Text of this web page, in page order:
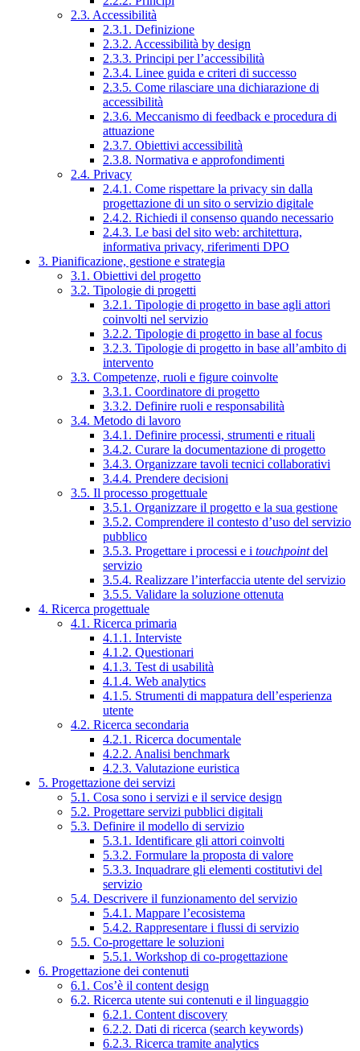
2.3. Accessibilità
2.3.1. Definizione
2.3.2. Accessibilità by design
2.3.3. Principi per l’accessibilità
2.3.4. Linee guida e criteri di successo
2.3.5. Come rilasciare una dichiarazione di
accessibilità
2.3.6. Meccanismo di feedback e procedura di
attuazione
2.3.7. Obiettivi accessibilità
2.3.8. Normativa e approfondimenti
2.4. Privacy
2.4.1. Come rispettare la privacy sin dalla
progettazione di un sito o servizio digitale
2.4.2. Richiedi il consenso quando necessario
2.4.3. Le basi del sito web: architettura,
informativa privacy, riferimenti DPO
3. Pianificazione, gestione e strategia
3.1. Obiettivi del progetto
3.2. Tipologie di progetti
3.2.1. Tipologie di progetto in base agli attori
coinvolti nel servizio
3.2.2. Tipologie di progetto in base al focus
3.2.3. Tipologie di progetto in base all’ambito di
intervento
3.3. Competenze, ruoli e figure coinvolte
3.3.1. Coordinatore di progetto
3.3.2. Definire ruoli e responsabilità
3.4. Metodo di lavoro
3.4.1. Definire processi, strumenti e rituali
3.4.2. Curare la documentazione di progetto
3.4.3. Organizzare tavoli tecnici collaborativi
3.4.4. Prendere decisioni
3.5. Il processo progettuale
3.5.1. Organizzare il progetto e la sua gestione
3.5.2. Comprendere il contesto d’uso del servizio
pubblico
3.5.3. Progettare i processi e i touchpointdel
servizio
3.5.4. Realizzare l’interfaccia utente del servizio
3.5.5. Validare la soluzione ottenuta
4. Ricerca progettuale
4.1. Ricerca primaria
4.1.1. Interviste
4.1.2. Questionari
4.1.3. Test di usabilità
4.1.4. Web analytics
4.1.5. Strumenti di mappatura dell’esperienza
utente
4.2. Ricerca secondaria
4.2.1. Ricerca documentale
4.2.2. Analisi benchmark
4.2.3. Valutazione euristica
5. Progettazione dei servizi
5.1. Cosa sono i servizi e il service design
5.2. Progettare servizi pubblici digitali
5.3. Definire il modello di servizio
5.3.1. Identificare gli attori coinvolti
5.3.2. Formulare la proposta di valore
5.3.3. Inquadrare gli elementi costitutivi del
servizio
5.4. Descrivere il funzionamento del servizio
5.4.1. Mappare l’ecosistema
5.4.2. Rappresentare i flussi di servizio
5.5. Co-progettare le soluzioni
5.5.1. Workshop di co-progettazione
6. Progettazione dei contenuti
6.1. Cos’è il content design
6.2. Ricerca utente sui contenuti e il linguaggio
6.2.1. Content discovery
6.2.2. Dati di ricerca (search keywords)
6.2.3. Ricerca tramite analytics